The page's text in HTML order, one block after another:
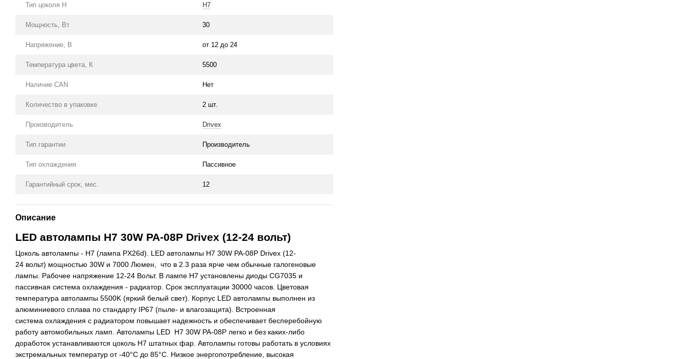
Тип цоколя H H7
Мощность, Вт 30
Напряжение, В от 12 до 24
Температура цвета, К 5500
Наличие CAN Нет
Количество в упаковке 2 шт.
Производитель Drivex
Тип гарантии Производитель
Тип охлаждения Пассивное
Гарантийный срок, мес. 12
Описание
LED автолампы H7 30W PA-08Р Drivex (12-24 вольт)
Цоколь автолампы - H7 (лампа PX26d). LED автолампы H7 30W PA-08Р Drivex (12-
24 вольт) мощностью 30W и 7000 Люмен, что в 2.3 раза ярче чем обычные галогеновые
лампы. Рабочее напряжение 12-24 Вольт. В лампе H7 установлены диоды CG7035 и
пассивная система охлаждения - радиатор. Срок эксплуатации 30000 часов. Цветовая
температура автолампы 5500K (яркий белый свет). Корпус LED автолампы выполнен из
алюминиевого сплава по стандарту IP67 (пыле- и влагозащита). Встроенная
система охлаждения с радиатором повышает надежность и обеспечивает бесперебойную
работу автомобильных ламп. Автолампы LED H7 30W PA-08Р легко и без каких-либо
доработок устанавливаются цоколь H7 штатных фар. Автолампы готовы работать в условиях
экстремальных температур от -40°C до 85°C. Низкое энергопотребление, высокая